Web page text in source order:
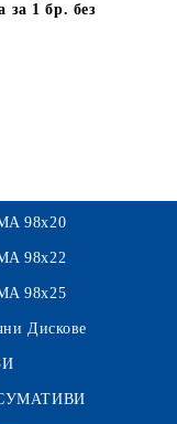
за 1 бр. без
98x20
98x22
98x25
Дискове